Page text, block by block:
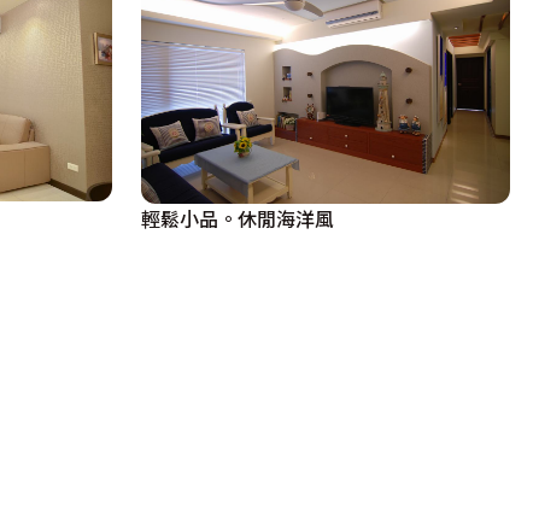
輕鬆小品。休閒海洋風